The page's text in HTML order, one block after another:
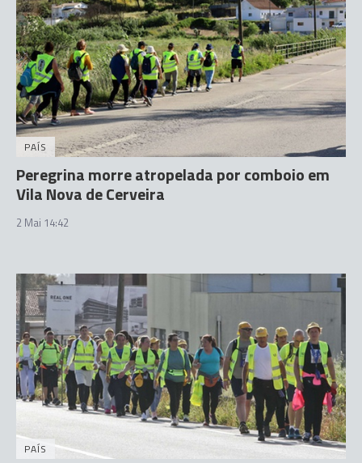
PAÍS
Peregrina morre atropelada por comboio em
Vila Nova de Cerveira
2 Mai 14:42
PAÍS